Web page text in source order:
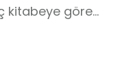
kitabeye göre
Bahçesi”